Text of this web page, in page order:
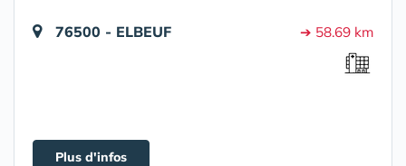
76500 - ELBEUF ➔ 58.69 km
Plus d'infos